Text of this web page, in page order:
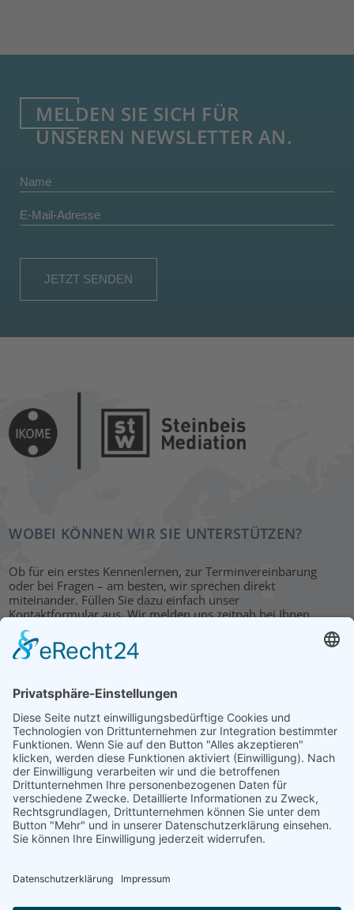
MELDEN SIE SICH FÜR
UNSEREN NEWSLETTER AN.
WOBEI KÖNNEN WIR SIE UNTERSTÜTZEN?
Ob für ein erstes Kennenlernen, zur Terminvereinbarung
oder bei Fragen – am besten, wir sprechen direkt
miteinander. Füllen Sie dazu einfach unser
Kontaktformular aus. Wir melden uns zeitnah bei Ihnen.
KONTAKT
HAUPTBÜRO: LEIPZIG
Hohe Straße 11
04107 Leipzig
Tel.: +49 341 22 54 13 50
info@steinbeis-mediation.com
Wirtschaftsmediation